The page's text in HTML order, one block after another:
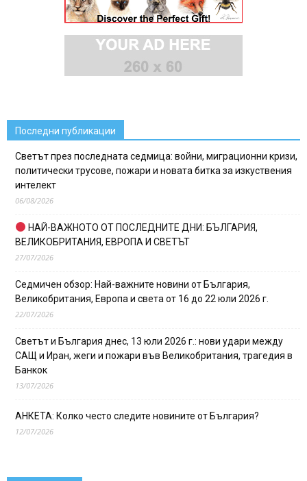
Последни публикации
Светът през последната седмица: войни, миграционни кризи,
политически трусове, пожари и новата битка за изкуствения
интелект
06/08/2026
НАЙ-ВАЖНОТО ОТ ПОСЛЕДНИТЕ ДНИ: БЪЛГАРИЯ,
ВЕЛИКОБРИТАНИЯ, ЕВРОПА И СВЕТЪТ
27/07/2026
Седмичен обзор: Най-важните новини от България,
Великобритания, Европа и света от 16 до 22 юли 2026 г.
22/07/2026
Светът и България днес, 13 юли 2026 г.: нови удари между
САЩ и Иран, жеги и пожари във Великобритания, трагедия в
Банкок
13/07/2026
АНКЕТА: Колко често следите новините от България?
12/07/2026